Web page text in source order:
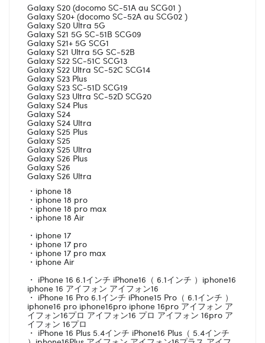
Galaxy S20 (docomo SC-51A au SCG01 )
Galaxy S20+ (docomo SC-52A au SCG02 )
Galaxy S20 Ultra 5G
Galaxy S21 5G SC-51B SCG09
Galaxy S21+ 5G SCG1
Galaxy S21 Ultra 5G SC-52B
Galaxy S22 SC-51C SCG13
Galaxy S22 Ultra SC-52C SCG14
Galaxy S23 Plus
Galaxy S23 SC-51D SCG19
Galaxy S23 Ultra SC-52D SCG20
Galaxy S24 Plus
Galaxy S24
Galaxy S24 Ultra
Galaxy S25 Plus
Galaxy S25
Galaxy S25 Ultra
Galaxy S26 Plus
Galaxy S26
Galaxy S26 Ultra
・iphone 18
・iphone 18 pro
・iphone 18 pro max
・iphone 18 Air
・iphone 17
・iphone 17 pro
・iphone 17 pro max
・iphone Air
・ iPhone 16 6.1インチ iPhone16（ 6.1インチ ）iphone16
iphone 16 アイフォン アイフォン16
・ iPhone 16 Pro 6.1インチ iPhone15 Pro（ 6.1インチ ）
iphone16 pro iphone16pro iphone 16pro アイフォン ア
イフォン16プロ アイフォン16 プロ アイフォン 16pro ア
イフォン 16プロ
・ iPhone 16 Plus 5.4インチ iPhone16 Plus（ 5.4インチ